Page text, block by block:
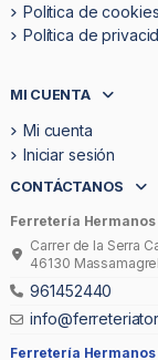
Politica de cookies
Política de
MI CUENTA
Mi cuenta
Iniciar sesión
CONTÁCTANOS
Ferretería Hermanos
Carrer de la Serra
46130
961452440
Ferretería